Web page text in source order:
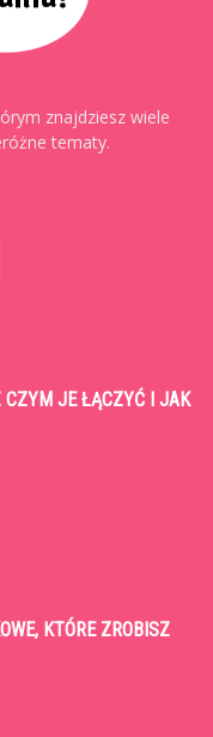
znajdziesz wiele
tematy.
JE ŁĄCZYĆ I JAK
KTÓRE ZROBISZ